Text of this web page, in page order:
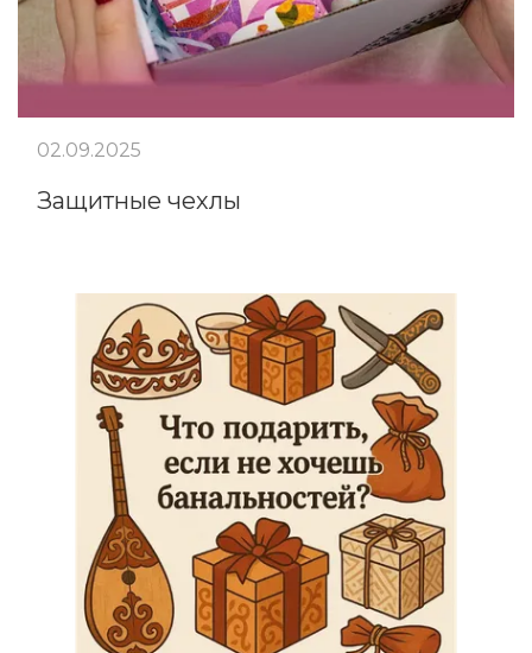
Защитные чехлы
02.09.2025